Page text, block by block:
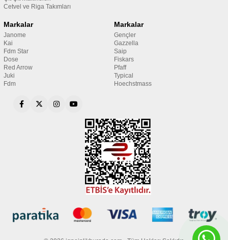
Cetvel ve Riga Takımları
Markalar
Janome
Kai
Fdm Star
Dose
Red Arrow
Juki
Fdm
Markalar
Gençler
Gazzella
Saip
Fiskars
Pfaff
Typical
Hoechstmass